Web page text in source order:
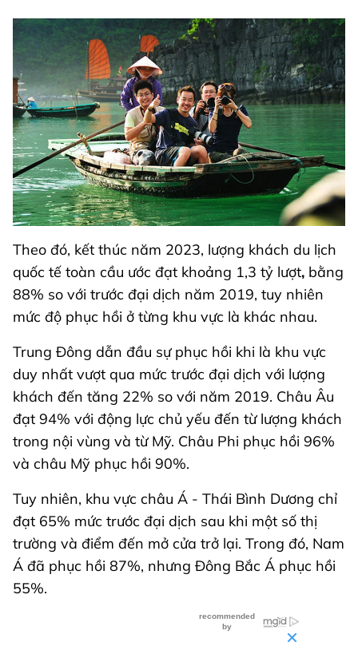
Theo đó, kết thúc năm 2023, lượng khách du lịch
quốc tế toàn cầu ước đạt khoảng 1,3 tỷ lượt, bằng
88% so với trước đại dịch năm 2019, tuy nhiên
mức độ phục hồi ở từng khu vực là khác nhau.
Trung Đông dẫn đầu sự phục hồi khi là khu vực
duy nhất vượt qua mức trước đại dịch với lượng
khách đến tăng 22% so với năm 2019. Châu Âu
đạt 94% với động lực chủ yếu đến từ lượng khách
trong nội vùng và từ Mỹ. Châu Phi phục hồi 96%
và châu Mỹ phục hồi 90%.
Tuy nhiên, khu vực châu Á - Thái Bình Dương chỉ
đạt 65% mức trước đại dịch sau khi một số thị
trường và điểm đến mở cửa trở lại. Trong đó, Nam
Á đã phục hồi 87%, nhưng Đông Bắc Á phục hồi
55%.